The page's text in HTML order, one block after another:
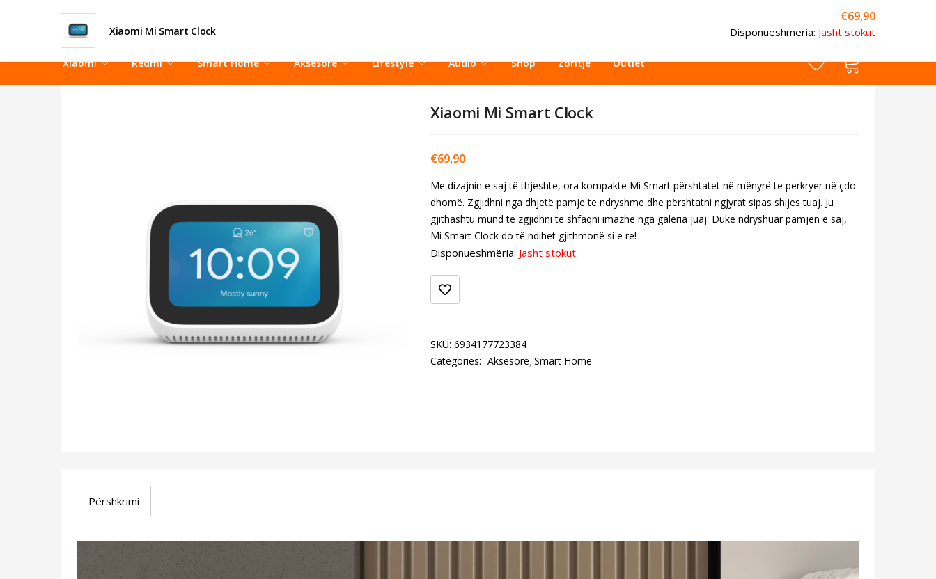
Kërko
Xiaomi Redmi Smart Home Aksesorë Lifestyle Audio Shop Zbritje Outlet
Xiaomi Mi Smart Clock
€69,90
Disponueshmëria: Jasht stokut
Xiaomi Mi Smart Clock
€69,90
Me dizajnin e saj të thjeshtë, ora kompakte Mi Smart përshtatet në mënyrë të përkryer në çdo
dhomë. Zgjidhni nga dhjetë pamje të ndryshme dhe përshtatni ngjyrat sipas shijes tuaj. Ju
gjithashtu mund të zgjidhni të shfaqni imazhe nga galeria juaj. Duke ndryshuar pamjen e saj,
Mi Smart Clock do të ndihet gjithmonë si e re!
Disponueshmëria: Jasht stokut
SKU: 6934177723384
Categories: Aksesorë Smart Home
Përshkrimi